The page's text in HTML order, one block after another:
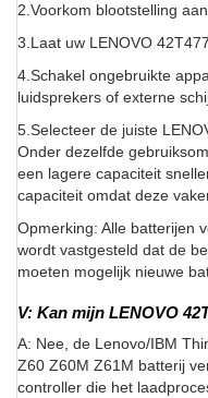
2.Voorkom blootstelling
3.Laat uw LENOVO
4.Schakel ongebruikte
luidsprekers of externe
5.Selecteer de juiste
Onder dezelfde
een lagere capaciteit
capaciteit omdat deze
Opmerking: Alle batterijen
wordt vastgesteld dat de
moeten mogelijk nieuwe
V: Kan mijn LENOVO
A: Nee, de Lenovo/IBM
Z60 Z60M Z61M batterij
controller die het